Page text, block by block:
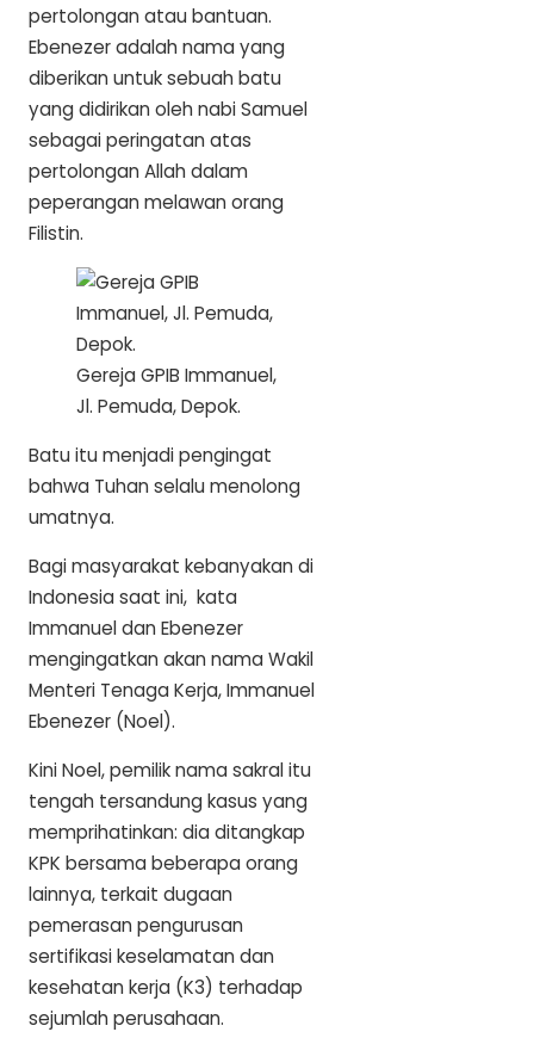
pertolongan atau bantuan.
Ebenezer adalah nama yang
diberikan untuk sebuah batu
yang didirikan oleh nabi Samuel
sebagai peringatan atas
pertolongan Allah dalam
peperangan melawan orang
Filistin.
Gereja GPIB Immanuel,
Jl. Pemuda, Depok.
Batu itu menjadi pengingat
bahwa Tuhan selalu menolong
umatnya.
Bagi masyarakat kebanyakan di
Indonesia saat ini, kata
Immanuel dan Ebenezer
mengingatkan akan nama Wakil
Menteri Tenaga Kerja, Immanuel
Ebenezer (Noel).
Kini Noel, pemilik nama sakral itu
tengah tersandung kasus yang
memprihatinkan: dia ditangkap
KPK bersama beberapa orang
lainnya, terkait dugaan
pemerasan pengurusan
sertifikasi keselamatan dan
kesehatan kerja (K3) terhadap
sejumlah perusahaan.